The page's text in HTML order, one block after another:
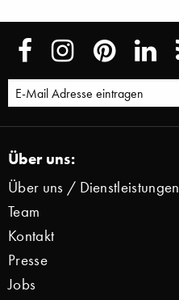
Über uns:
Über uns / Dienstleistungen
Team
Kontakt
Presse
Jobs